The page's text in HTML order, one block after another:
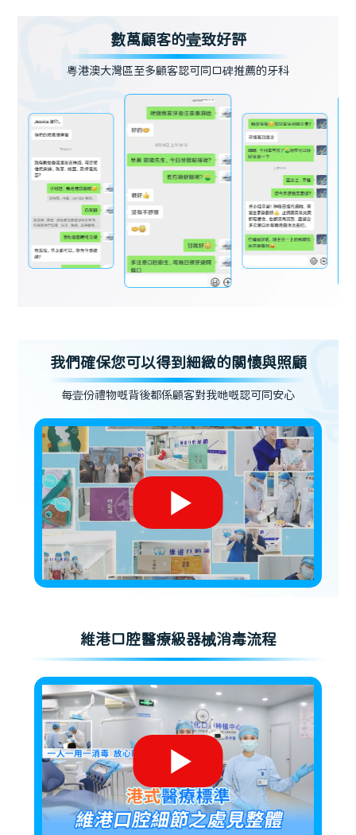
數萬顧客的壹致好評
粵港澳大灣區至多顧客認可同口碑推薦的牙科
我們確保您可以得到細緻的關懷與照顧
每壹份禮物嘅背後都係顧客對我哋嘅認可同安心
維港口腔醫療級器械消毒流程